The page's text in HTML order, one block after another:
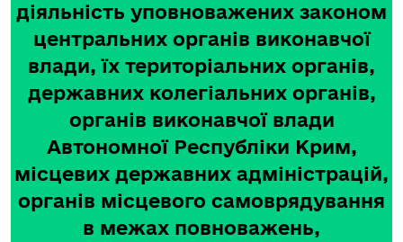
діяльність уповноважених законом
центральних органів виконавчої
влади, їх територіальних органів,
державних колегіальних органів,
органів виконавчої влади
Автономної Республіки Крим,
місцевих державних адміністрацій,
органів місцевого самоврядування
в межах повноважень,